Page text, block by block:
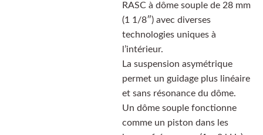
RASC à dôme souple de 28 mm
(1 1/8″) avec diverses
technologies uniques à
l’intérieur.
La suspension asymétrique
permet un guidage plus linéaire
et sans résonance du dôme.
Un dôme souple fonctionne
comme un piston dans les